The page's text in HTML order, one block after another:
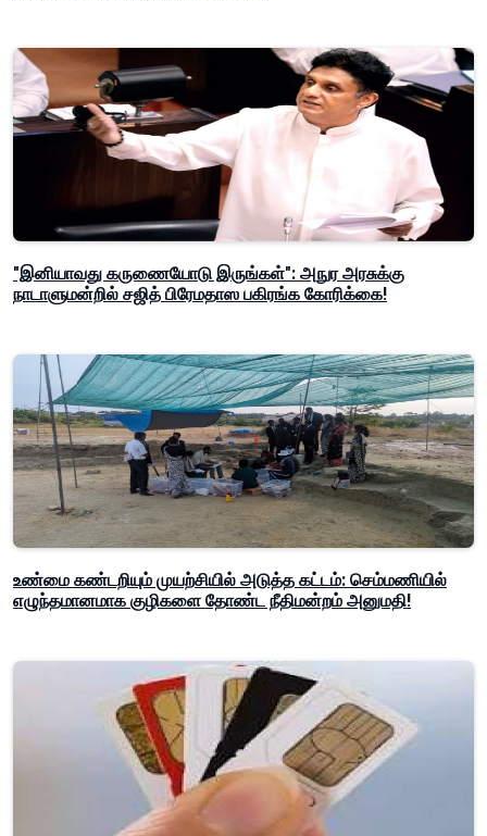
"இனியாவது கருணையோடு இருங்கள்": அநுர அரசுக்கு
நாடாளுமன்றில் சஜித் பிரேமதாஸ பகிரங்க கோரிக்கை!
உண்மை கண்டறியும் முயற்சியில் அடுத்த கட்டம்: செம்மணியில்
எழுந்தமானமாக குழிகளை தோண்ட நீதிமன்றம் அனுமதி!